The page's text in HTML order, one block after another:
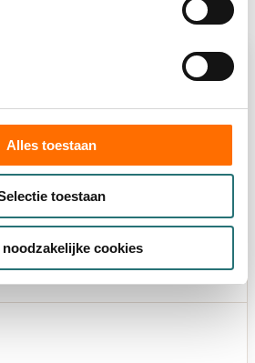
Alles toestaan
toestaan
cookies
met dementieonderzoek.
praktische tips,
én ons netwerk in de
en het beroepsonderwijs.
nieuwsbrief